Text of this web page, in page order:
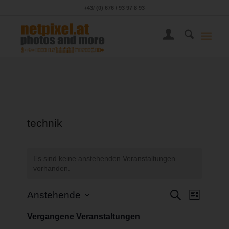
+43/ (0) 676 / 93 97 8 93
technik
Es sind keine anstehenden Veranstaltungen
vorhanden.
Suche
Liste
Anstehende
wählen.
Vergangene Veranstaltungen